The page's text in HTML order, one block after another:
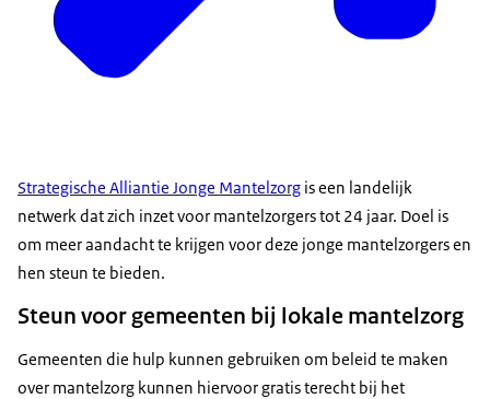
Strategische Alliantie Jonge Mantelzorg is een landelijk
netwerk dat zich inzet voor mantelzorgers tot 24 jaar. Doel is
om meer aandacht te krijgen voor deze jonge mantelzorgers en
hen steun te bieden.
Steun voor gemeenten bij lokale mantelzorg
Gemeenten die hulp kunnen gebruiken om beleid te maken
over mantelzorg kunnen hiervoor gratis terecht bij het